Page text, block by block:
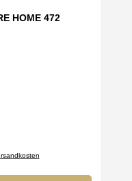
HOME 472
Preis: